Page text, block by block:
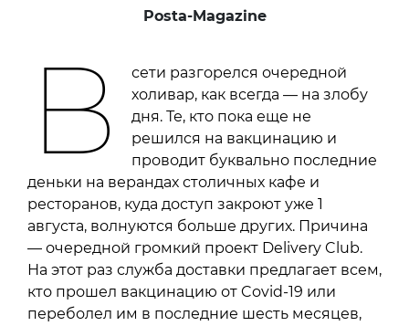
Posta-Magazine
В
сети разгорелся очередной
холивар, как всегда — на злобу
дня. Те, кто пока еще не
решился на вакцинацию и
проводит буквально последние
деньки на верандах столичных кафе и
ресторанов, куда доступ закроют уже 1
августа, волнуются больше других. Причина
— очередной громкий проект Delivery Club.
На этот раз служба доставки предлагает всем,
кто прошел вакцинацию от Covid-19 или
переболел им в последние шесть месяцев,